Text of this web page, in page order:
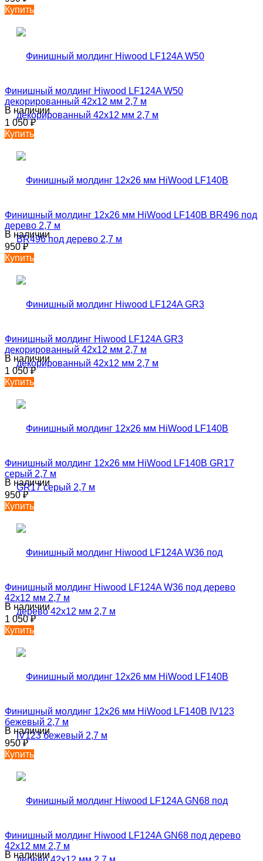
Купить
Финишный молдинг Hiwood LF124A W50
декорированный 42х12 мм 2,7 м
В наличии
1 050₽
Купить
Финишный молдинг 12х26 мм HiWood LF140B BR496 под
дерево 2,7 м
В наличии
950₽
Купить
Финишный молдинг Hiwood LF124A GR3
декорированный 42х12 мм 2,7 м
В наличии
1 050₽
Купить
Финишный молдинг 12х26 мм HiWood LF140B GR17
серый 2,7 м
В наличии
950₽
Купить
Финишный молдинг Hiwood LF124A W36 под дерево
42х12 мм 2,7 м
В наличии
1 050₽
Купить
Финишный молдинг 12х26 мм HiWood LF140B IV123
бежевый 2,7 м
В наличии
950₽
Купить
Финишный молдинг Hiwood LF124A GN68 под дерево
42х12 мм 2,7 м
В наличии